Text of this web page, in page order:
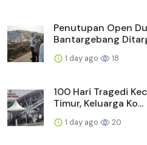
Penutupan Open
Bantargebang
1 day ago 18
100 Hari Tragedi
Timur, Keluarga Ko...
1 day ago 20